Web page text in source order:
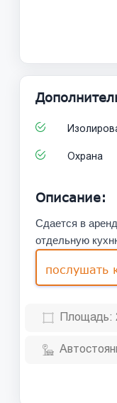
Охрана
Описание:
Сдается в
отдельную
послушать
Площадь: